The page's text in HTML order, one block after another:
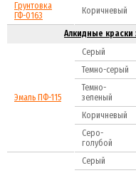
Грунтовка
ГФ-0163
Коричневый
Алкидные
Эмаль ПФ-115
Серый
Темно-серый
Темно-
зеленый
Коричневый
Серо-
голубой
Серый